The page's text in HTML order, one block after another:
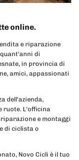
online.
e riparazione
di
in provincia di
amici, appassionati
dell'azienda,
ruote. L'officina
e montaggi
di ciclista o
Novo Cicli è il tuo